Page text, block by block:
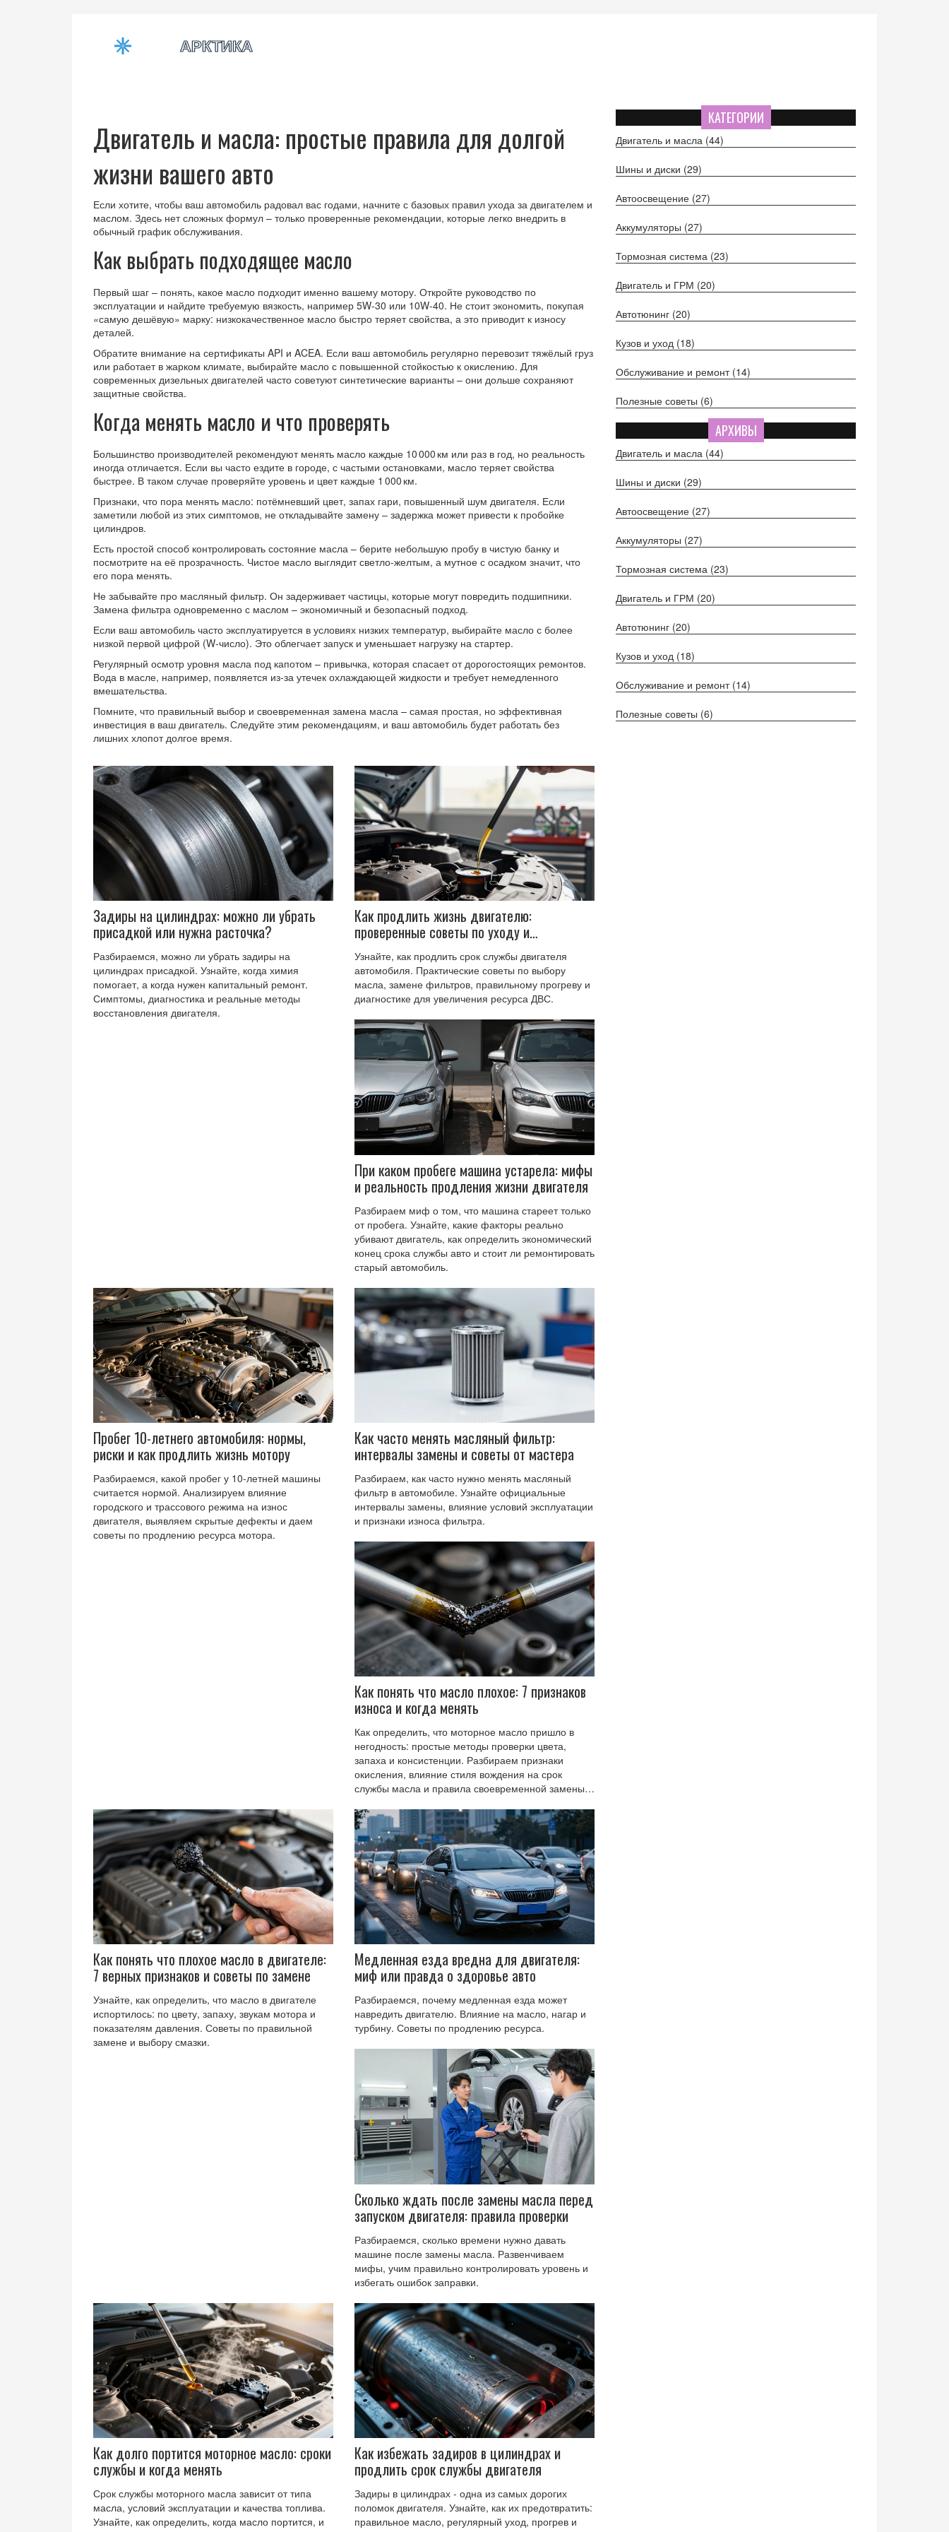
Двигатель и масла: простые правила для долгой
жизни вашего авто
Если хотите, чтобы ваш автомобиль радовал вас годами, начните с базовых правил ухода за двигателем и
маслом. Здесь нет сложных формул – только проверенные рекомендации, которые легко внедрить в
обычный график обслуживания.
Как выбрать подходящее масло
Первый шаг – понять, какое масло подходит именно вашему мотору. Откройте руководство по
эксплуатации и найдите требуемую вязкость, например 5W‑30 или 10W‑40. Не стоит экономить, покупая
«самую дешёвую» марку: низкокачественное масло быстро теряет свойства, а это приводит к износу
деталей.
Обратите внимание на сертификаты API и ACEA. Если ваш автомобиль регулярно перевозит тяжёлый груз
или работает в жарком климате, выбирайте масло с повышенной стойкостью к окислению. Для
современных дизельных двигателей часто советуют синтетические варианты – они дольше сохраняют
защитные свойства.
Когда менять масло и что проверять
Большинство производителей рекомендуют менять масло каждые 10 000 км или раз в год, но реальность
иногда отличается. Если вы часто ездите в городе, с частыми остановками, масло теряет свойства
быстрее. В таком случае проверяйте уровень и цвет каждые 1 000 км.
Признаки, что пора менять масло: потёмневший цвет, запах гари, повышенный шум двигателя. Если
заметили любой из этих симптомов, не откладывайте замену – задержка может привести к пробойке
цилиндров.
Есть простой способ контролировать состояние масла – берите небольшую пробу в чистую банку и
посмотрите на её прозрачность. Чистое масло выглядит светло-желтым, а мутное с осадком значит, что
его пора менять.
Не забывайте про масляный фильтр. Он задерживает частицы, которые могут повредить подшипники.
Замена фильтра одновременно с маслом – экономичный и безопасный подход.
Если ваш автомобиль часто эксплуатируется в условиях низких температур, выбирайте масло с более
низкой первой цифрой (W‑число). Это облегчает запуск и уменьшает нагрузку на стартер.
Регулярный осмотр уровня масла под капотом – привычка, которая спасает от дорогостоящих ремонтов.
Вода в масле, например, появляется из‑за утечек охлаждающей жидкости и требует немедленного
вмешательства.
Помните, что правильный выбор и своевременная замена масла – самая простая, но эффективная
инвестиция в ваш двигатель. Следуйте этим рекомендациям, и ваш автомобиль будет работать без
лишних хлопот долгое время.
Задиры на цилиндрах: можно ли убрать
присадкой или нужна расточка?
Разбираемся, можно ли убрать задиры на
цилиндрах присадкой. Узнайте, когда химия
помогает, а когда нужен капитальный ремонт.
Симптомы, диагностика и реальные методы
восстановления двигателя.
Как продлить жизнь двигателю:
проверенные советы по уходу и
обслуживанию
Узнайте, как продлить срок службы двигателя
автомобиля. Практические советы по выбору
масла, замене фильтров, правильному прогреву и
диагностике для увеличения ресурса ДВС.
При каком пробеге машина устарела: мифы
и реальность продления жизни двигателя
Разбираем миф о том, что машина стареет только
от пробега. Узнайте, какие факторы реально
убивают двигатель, как определить экономический
конец срока службы авто и стоит ли ремонтировать
старый автомобиль.
Пробег 10-летнего автомобиля: нормы,
риски и как продлить жизнь мотору
Разбираемся, какой пробег у 10-летней машины
считается нормой. Анализируем влияние
городского и трассового режима на износ
двигателя, выявляем скрытые дефекты и даем
советы по продлению ресурса мотора.
Как часто менять масляный фильтр:
интервалы замены и советы от мастера
Разбираем, как часто нужно менять масляный
фильтр в автомобиле. Узнайте официальные
интервалы замены, влияние условий эксплуатации
и признаки износа фильтра.
Как понять что масло плохое: 7 признаков
износа и когда менять
Как определить, что моторное масло пришло в
негодность: простые методы проверки цвета,
запаха и консистенции. Разбираем признаки
окисления, влияние стиля вождения на срок
службы масла и правила своевременной замены
Как понять что плохое масло в двигателе:
7 верных признаков и советы по замене
Узнайте, как определить, что масло в двигателе
испортилось: по цвету, запаху, звукам мотора и
показателям давления. Советы по правильной
замене и выбору смазки.
Медленная езда вредна для двигателя:
миф или правда о здоровье авто
Разбираемся, почему медленная езда может
навредить двигателю. Влияние на масло, нагар и
турбину. Советы по продлению ресурса.
Сколько ждать после замены масла перед
запуском двигателя: правила проверки
Разбираемся, сколько времени нужно давать
машине после замены масла. Развенчиваем
мифы, учим правильно контролировать уровень и
избегать ошибок заправки.
Как долго портится моторное масло: сроки
службы и когда менять
Срок службы моторного масла зависит от типа
масла, условий эксплуатации и качества топлива.
Узнайте, как определить, когда масло портится, и
Как избежать задиров в цилиндрах и
продлить срок службы двигателя
Задиры в цилиндрах - одна из самых дорогих
поломок двигателя. Узнайте, как их предотвратить:
правильное масло, регулярный уход, прогрев и
КАТЕГОРИИ
Двигатель и масла (44)
Шины и диски (29)
Автоосвещение (27)
Аккумуляторы (27)
Тормозная система (23)
Двигатель и ГРМ (20)
Автотюнинг (20)
Кузов и уход (18)
Обслуживание и ремонт (14)
Полезные советы (6)
АРХИВЫ
Двигатель и масла (44)
Шины и диски (29)
Автоосвещение (27)
Аккумуляторы (27)
Тормозная система (23)
Двигатель и ГРМ (20)
Автотюнинг (20)
Кузов и уход (18)
Обслуживание и ремонт (14)
Полезные советы (6)